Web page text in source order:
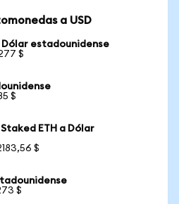
a USD
Dólar estadounidense
$
$
ETH a Dólar
$
$